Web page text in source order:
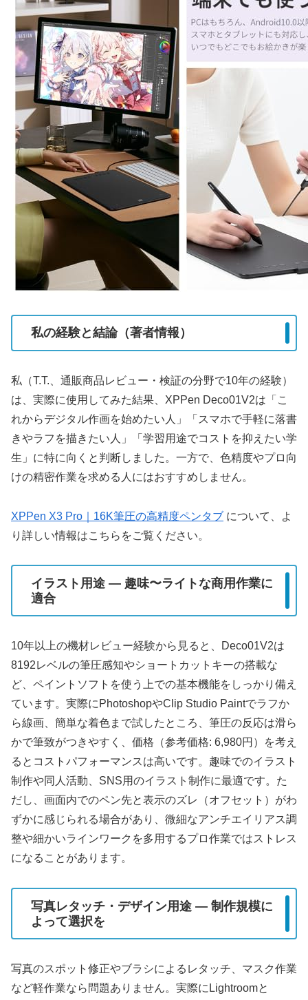
私の経験と結論（著者情報）
私（T.T.、通販商品レビュー・検証の分野で10年の経験）
は、実際に使用してみた結果、XPPen Deco01V2は「こ
れからデジタル作画を始めたい人」「スマホで手軽に落書
きやラフを描きたい人」「学習用途でコストを抑えたい学
生」に特に向くと判断しました。一方で、色精度やプロ向
けの精密作業を求める人にはおすすめしません。
XPPen X3 Pro｜16K筆圧の高精度ペンタブ について、よ
り詳しい情報はこちらをご覧ください。
イラスト用途 — 趣味〜ライトな商用作業に
適合
10年以上の機材レビュー経験から見ると、Deco01V2は
8192レベルの筆圧感知やショートカットキーの搭載な
ど、ペイントソフトを使う上での基本機能をしっかり備え
ています。実際にPhotoshopやClip Studio Paintでラフか
ら線画、簡単な着色まで試したところ、筆圧の反応は滑ら
かで筆致がつきやすく、価格（参考価格: 6,980円）を考え
るとコストパフォーマンスは高いです。趣味でのイラスト
制作や同人活動、SNS用のイラスト制作に最適です。た
だし、画面内でのペン先と表示のズレ（オフセット）がわ
ずかに感じられる場合があり、微細なアンチエイリアス調
整や細かいラインワークを多用するプロ作業ではストレス
になることがあります。
写真レタッチ・デザイン用途 — 制作規模に
よって選択を
写真のスポット修正やブラシによるレタッチ、マスク作業
など軽作業なら問題ありません。実際にLightroomと